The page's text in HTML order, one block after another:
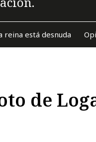
reina está desnuda
de